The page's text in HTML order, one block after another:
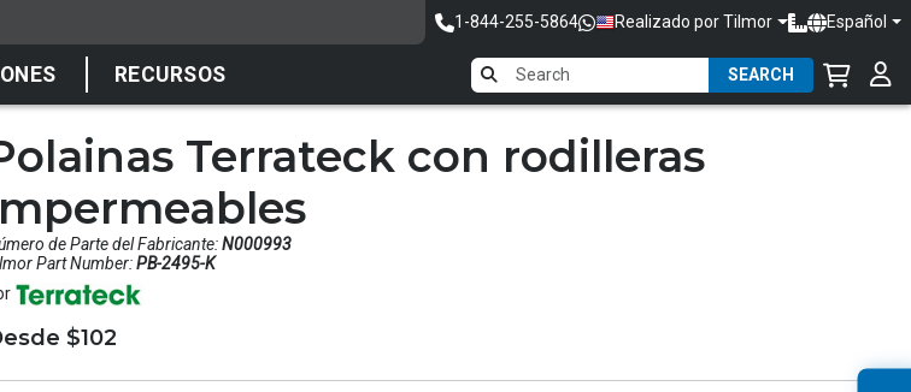
1-844-255-5864 Realizado por Tilmor Español
RECURSOS SEARCH
Terrateck con rodilleras
de Parte del Fabricante:N000993
Part Number:PB-2495-K
$102